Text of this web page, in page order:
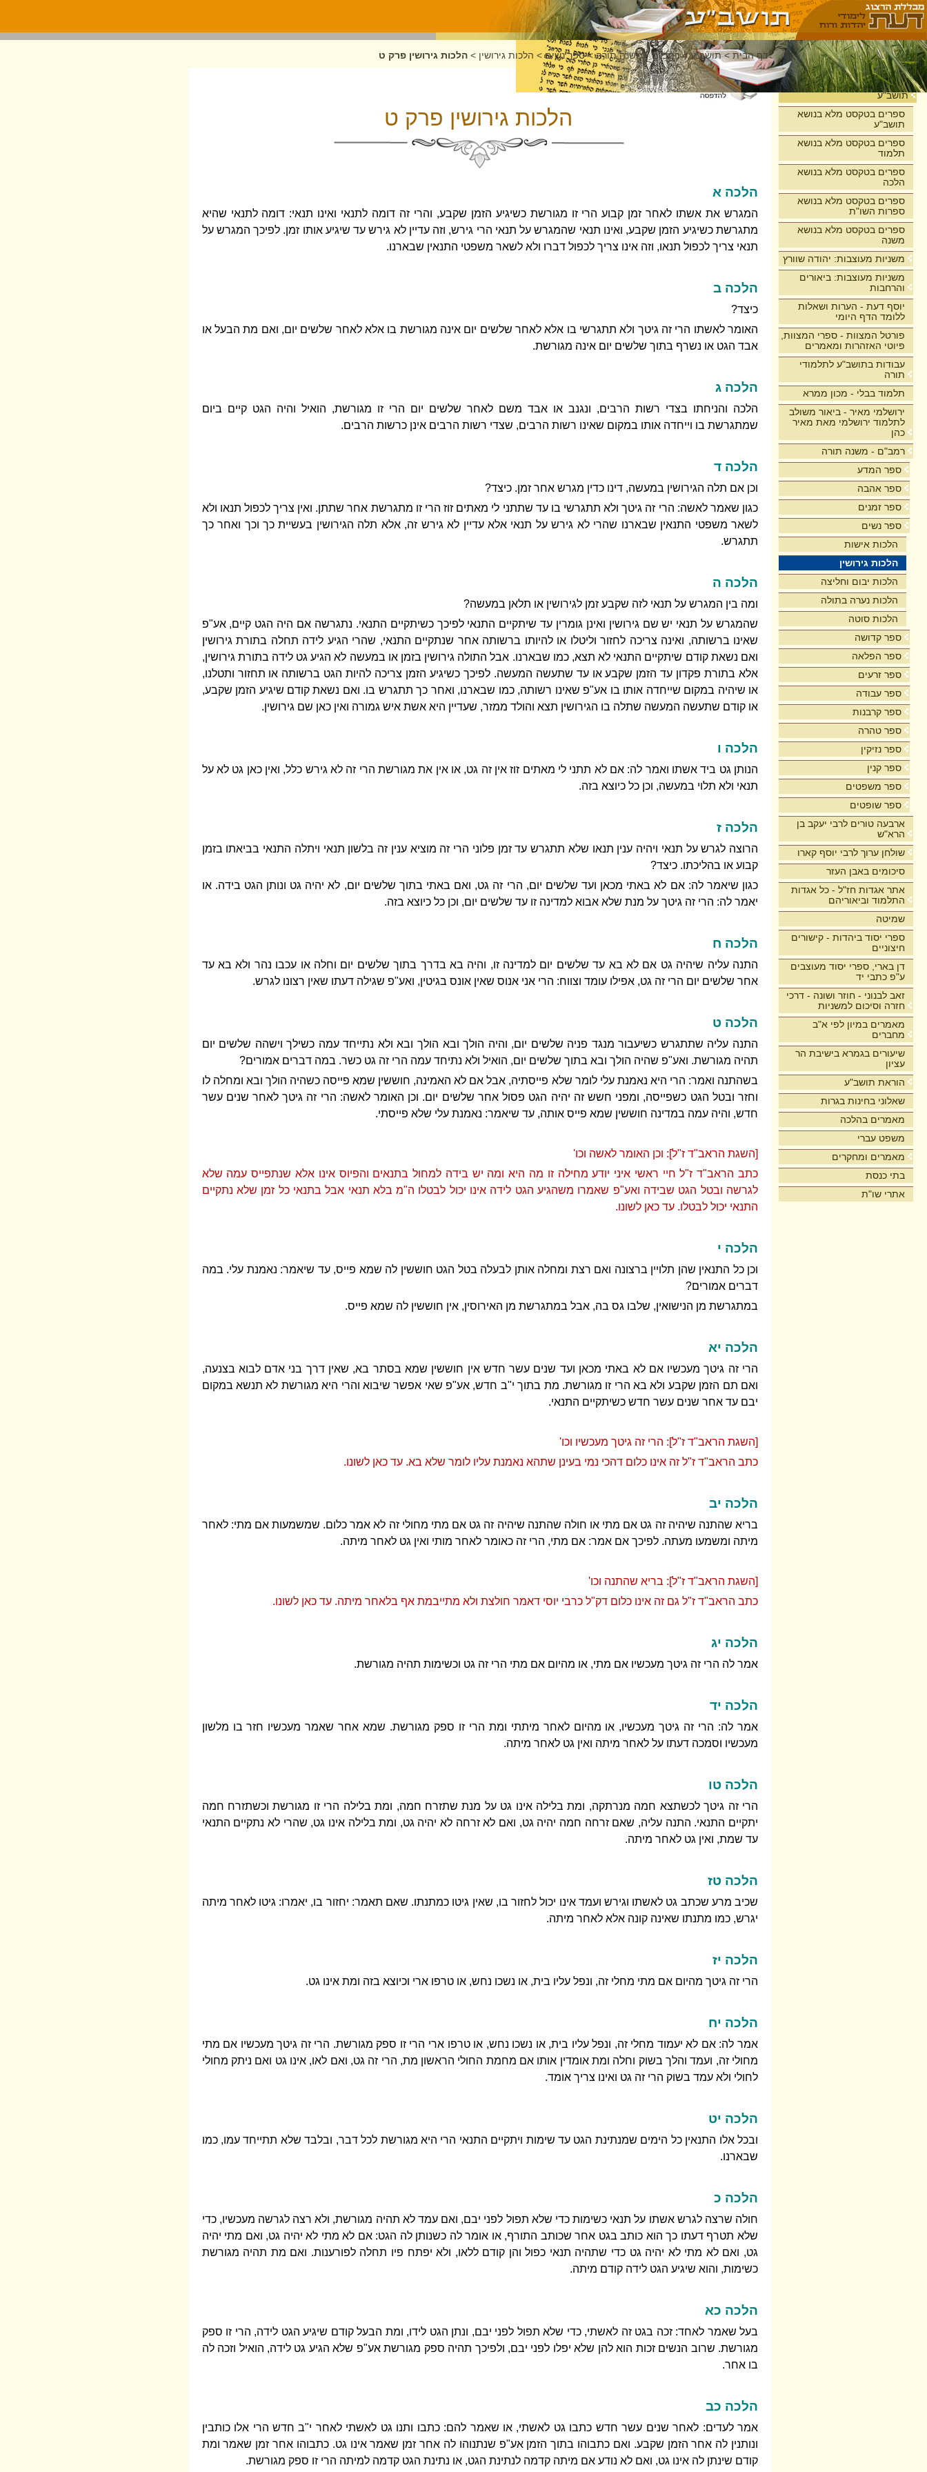
בית
תושב"ע
ספרים בטקסט מלא בנושא
תושב"ע
ספרים בטקסט מלא בנושא
תלמוד
ספרים בטקסט מלא בנושא
הלכה
ספרים בטקסט מלא בנושא
ספרות השו"ת
ספרים בטקסט מלא בנושא
משנה
משניות מעוצבות: יהודה שוורץ
משניות מעוצבות: ביאורים
והרחבות
יוסף דעת - הערות ושאלות
ללומד הדף היומי
פורטל המצוות - ספרי המצוות,
פיוטי האזהרות ומאמרים
עבודות בתושב"ע לתלמודי
תורה
תלמוד בבלי - מכון ממרא
ירושלמי מאיר - ביאור משולב
לתלמוד ירושלמי מאת מאיר
כהן
רמב"ם - משנה תורה
ספר המדע
ספר אהבה
ספר זמנים
ספר נשים
הלכות אישות
הלכות גירושין
הלכות יבום וחליצה
הלכות נערה בתולה
הלכות סוטה
ספר קדושה
ספר הפלאה
ספר זרעים
ספר עבודה
ספר קרבנות
ספר טהרה
ספר נזיקין
ספר קנין
ספר משפטים
ספר שופטים
ארבעה טורים לרבי יעקב בן
הרא"ש
שולחן ערוך לרבי יוסף קארו
סיכומים באבן העזר
אתר אגדות חז"ל - כל אגדות
התלמוד וביאוריהם
שמיטה
ספרי יסוד ביהדות - קישורים
חיצוניים
דן בארי, ספרי יסוד מעוצבים
ע"פ כתבי יד
זאב לבנוני - חוזר ושונה - דרכי
חזרה וסיכום למשניות
מאמרים במיון לפי א"ב
מחברים
שיעורים בגמרא בישיבת הר
עציון
הוראת תושב"ע
שאלוני בחינות בגרות
מאמרים בהלכה
משפט עברי
מאמרים ומחקרים
בתי כנסת
אתרי שו"ת
דף הבית >תושב"ע >רמב"ם - משנה תורה>ספר נשים > הלכות גירושין > הלכות גירושין פרק ט
הלכות גירושין פרק ט
הלכה א
המגרש את אשתו לאחר זמן קבוע הרי זו מגורשת כשיגיע הזמן שקבע, והרי זה דומה לתנאי ואינו תנאי: דומה לתנאי שהיא
מתגרשת כשיגיע הזמן שקבע, ואינו תנאי שהמגרש על תנאי הרי גירש, וזה עדיין לא גירש עד שיגיע אותו זמן. לפיכך המגרש על
תנאי צריך לכפול תנאו, וזה אינו צריך לכפול דברו ולא לשאר משפטי התנאין שבארנו.
הלכה ב
כיצד?
האומר לאשתו הרי זה גיטך ולא תתגרשי בו אלא לאחר שלשים יום אינה מגורשת בו אלא לאחר שלשים יום, ואם מת הבעל או
אבד הגט או נשרף בתוך שלשים יום אינה מגורשת.
הלכה ג
הלכה והניחתו בצדי רשות הרבים, ונגנב או אבד משם לאחר שלשים יום הרי זו מגורשת, הואיל והיה הגט קיים ביום
שמתגרשת בו וייחדה אותו במקום שאינו רשות הרבים, שצדי רשות הרבים אינן כרשות הרבים.
הלכה ד
וכן אם תלה הגירושין במעשה, דינו כדין מגרש אחר זמן. כיצד?
כגון שאמר לאשה: הרי זה גיטך ולא תתגרשי בו עד שתתני לי מאתים זוז הרי זו מתגרשת אחר שתתן. ואין צריך לכפול תנאו ולא
לשאר משפטי התנאין שבארנו שהרי לא גירש על תנאי אלא עדיין לא גירש זה, אלא תלה הגירושין בעשיית כך וכך ואחר כך
תתגרש.
הלכה ה
ומה בין המגרש על תנאי לזה שקבע זמן לגירושין או תלאן במעשה?
שהמגרש על תנאי יש שם גירושין ואינן גומרין עד שיתקיים התנאי לפיכך כשיתקיים התנאי. נתגרשה אם היה הגט קיים, אע"פ
שאינו ברשותה, ואינה צריכה לחזור וליטלו או להיותו ברשותה אחר שנתקיים התנאי, שהרי הגיע לידה תחלה בתורת גירושין
ואם נשאת קודם שיתקיים התנאי לא תצא, כמו שבארנו. אבל התולה גירושין בזמן או במעשה לא הגיע גט לידה בתורת גירושין,
אלא בתורת פקדון עד הזמן שקבע או עד שתעשה המעשה. לפיכך כשיגיע הזמן צריכה להיות הגט ברשותה או תחזור ותטלנו,
או שיהיה במקום שייחדה אותו בו אע"פ שאינו רשותה, כמו שבארנו, ואחר כך תתגרש בו. ואם נשאת קודם שיגיע הזמן שקבע,
או קודם שתעשה המעשה שתלה בו הגירושין תצא והולד ממזר, שעדיין היא אשת איש גמורה ואין כאן שם גירושין.
הלכה ו
הנותן גט ביד אשתו ואמר לה: אם לא תתני לי מאתים זוז אין זה גט, או אין את מגורשת הרי זה לא גירש כלל, ואין כאן גט לא על
תנאי ולא תלוי במעשה, וכן כל כיוצא בזה.
הלכה ז
הרוצה לגרש על תנאי ויהיה ענין תנאו שלא תתגרש עד זמן פלוני הרי זה מוציא ענין זה בלשון תנאי ויתלה התנאי בביאתו בזמן
קבוע או בהליכתו. כיצד?
כגון שיאמר לה: אם לא באתי מכאן ועד שלשים יום, הרי זה גט, ואם באתי בתוך שלשים יום, לא יהיה גט ונותן הגט בידה. או
יאמר לה: הרי זה גיטך על מנת שלא אבוא למדינה זו עד שלשים יום, וכן כל כיוצא בזה.
הלכה ח
התנה עליה שיהיה גט אם לא בא עד שלשים יום למדינה זו, והיה בא בדרך בתוך שלשים יום וחלה או עכבו נהר ולא בא עד
אחר שלשים יום הרי זה גט, אפילו עומד וצווח: הרי אני אנוס שאין אונס בגיטין, ואע"פ שגילה דעתו שאין רצונו לגרש.
הלכה ט
התנה עליה שתתגרש כשיעבור מנגד פניה שלשים יום, והיה הולך ובא הולך ובא ולא נתייחד עמה כשילך וישהה שלשים יום
תהיה מגורשת. ואע"פ שהיה הולך ובא בתוך שלשים יום, הואיל ולא נתיחד עמה הרי זה גט כשר. במה דברים אמורים?
בשהתנה ואמר: הרי היא נאמנת עלי לומר שלא פייסתיה, אבל אם לא האמינה, חוששין שמא פייסה כשהיה הולך ובא ומחלה לו
וחזר ובטל הגט כשפייסה, ומפני חשש זה יהיה הגט פסול אחר שלשים יום. וכן האומר לאשה: הרי זה גיטך לאחר שנים עשר
חדש, והיה עמה במדינה חוששין שמא פייס אותה, עד שיאמר: נאמנת עלי שלא פייסתי.
[השגת הראב"ד ז"ל]: וכן האומר לאשה וכו'
כתב הראב"ד ז"ל חיי ראשי איני יודע מחילה זו מה היא ומה יש בידה למחול בתנאים והפיוס אינו אלא שנתפייס עמה שלא
לגרשה ובטל הגט שבידה ואע"פ שאמרו משהגיע הגט לידה אינו יכול לבטלו ה"מ בלא תנאי אבל בתנאי כל זמן שלא נתקיים
התנאי יכול לבטלו. עד כאן לשונו.
הלכה י
וכן כל התנאין שהן תלויין ברצונה ואם רצת ומחלה אותן לבעלה בטל הגט חוששין לה שמא פייס, עד שיאמר: נאמנת עלי. במה
דברים אמורים?
במתגרשת מן הנישואין, שלבו גס בה, אבל במתגרשת מן האירוסין, אין חוששין לה שמא פייס.
הלכה יא
הרי זה גיטך מעכשיו אם לא באתי מכאן ועד שנים עשר חדש אין חוששין שמא בסתר בא, שאין דרך בני אדם לבוא בצנעה,
ואם תם הזמן שקבע ולא בא הרי זו מגורשת. מת בתוך י"ב חדש, אע"פ שאי אפשר שיבוא והרי היא מגורשת לא תנשא במקום
יבם עד אחר שנים עשר חדש כשיתקיים התנאי.
[השגת הראב"ד ז"ל]: הרי זה גיטך מעכשיו וכו'
כתב הראב"ד ז"ל זה אינו כלום דהכי נמי בעינן שתהא נאמנת עליו לומר שלא בא. עד כאן לשונו.
הלכה יב
בריא שהתנה שיהיה זה גט אם מתי או חולה שהתנה שיהיה זה גט אם מתי מחולי זה לא אמר כלום. שמשמעות אם מתי: לאחר
מיתה ומשמעו מעתה. לפיכך אם אמר: אם מתי, הרי זה כאומר לאחר מותי ואין גט לאחר מיתה.
[השגת הראב"ד ז"ל]: בריא שהתנה וכו'
כתב הראב"ד ז"ל גם זה אינו כלום דק"ל כרבי יוסי דאמר חולצת ולא מתייבמת אף בלאחר מיתה. עד כאן לשונו.
הלכה יג
אמר לה הרי זה גיטך מעכשיו אם מתי, או מהיום אם מתי הרי זה גט וכשימות תהיה מגורשת.
הלכה יד
אמר לה: הרי זה גיטך מעכשיו, או מהיום לאחר מיתתי ומת הרי זו ספק מגורשת. שמא אחר שאמר מעכשיו חזר בו מלשון
מעכשיו וסמכה דעתו על לאחר מיתה ואין גט לאחר מיתה.
הלכה טו
הרי זה גיטך לכשתצא חמה מנרתקה, ומת בלילה אינו גט על מנת שתזרח חמה, ומת בלילה הרי זו מגורשת וכשתזרח חמה
יתקיים התנאי. התנה עליה, שאם זרחה חמה יהיה גט, ואם לא זרחה לא יהיה גט, ומת בלילה אינו גט, שהרי לא נתקיים התנאי
עד שמת, ואין גט לאחר מיתה.
הלכה טז
שכיב מרע שכתב גט לאשתו וגירש ועמד אינו יכול לחזור בו, שאין גיטו כמתנתו. שאם תאמר: יחזור בו, יאמרו: גיטו לאחר מיתה
יגרש, כמו מתנתו שאינה קונה אלא לאחר מיתה.
הלכה יז
הרי זה גיטך מהיום אם מתי מחלי זה, ונפל עליו בית, או נשכו נחש, או טרפו ארי וכיוצא בזה ומת אינו גט.
הלכה יח
אמר לה: אם לא יעמוד מחלי זה, ונפל עליו בית, או נשכו נחש, או טרפו ארי הרי זו ספק מגורשת. הרי זה גיטך מעכשיו אם מתי
מחולי זה, ועמד והלך בשוק וחלה ומת אומדין אותו אם מחמת החולי הראשון מת, הרי זה גט, ואם לאו, אינו גט ואם ניתק מחולי
לחולי ולא עמד בשוק הרי זה גט ואינו צריך אומד.
הלכה יט
ובכל אלו התנאין כל הימים שמנתינת הגט עד שימות ויתקיים התנאי הרי היא מגורשת לכל דבר, ובלבד שלא תתייחד עמו, כמו
שבארנו.
הלכה כ
חולה שרצה לגרש אשתו על תנאי כשימות כדי שלא תפול לפני יבם, ואם עמד לא תהיה מגורשת, ולא רצה לגרשה מעכשיו, כדי
שלא תטרף דעתו כך הוא כותב בגט אחר שכותב התורף, או אומר לה כשנותן לה הגט: אם לא מתי לא יהיה גט, ואם מתי יהיה
גט, ואם לא מתי לא יהיה גט כדי שתהיה תנאי כפול והן קודם ללאו, ולא יפתח פיו תחלה לפורענות. ואם מת תהיה מגורשת
כשימות, והוא שיגיע הגט לידה קודם מיתה.
הלכה כא
בעל שאמר לאחד: זכה בגט זה לאשתי, כדי שלא תפול לפני יבם, ונתן הגט לידו, ומת הבעל קודם שיגיע הגט לידה, הרי זו ספק
מגורשת. שרוב הנשים זכות הוא להן שלא יפלו לפני יבם, ולפיכך תהיה ספק מגורשת אע"פ שלא הגיע גט לידה, הואיל וזכה לה
בו אחר.
הלכה כב
אמר לעדים: לאחר שנים עשר חדש כתבו גט לאשתי, או שאמר להם: כתבו ותנו גט לאשתי לאחר י"ב חדש הרי אלו כותבין
ונותנין לה אחר הזמן שקבע. ואם כתבוהו בתוך הזמן אע"פ שנתנוהו לה אחר זמן שאמר אינו גט. כתבוהו אחר זמן שאמר ומת
קודם שינתן לה אינו גט, ואם לא נודע אם מיתה קדמה לנתינת הגט, או נתינת הגט קדמה למיתה הרי זו ספק מגורשת.